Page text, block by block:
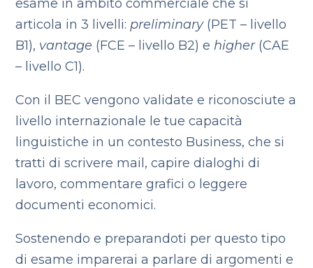
esame in ambito commerciale che si
articola in 3 livelli: preliminary(PET – livello
B1), vantage (FCE – livello B2) e higher(CAE
– livello C1).
Con il BEC vengono validate e riconosciute a
livello internazionale le tue capacità
linguistiche in un contesto Business, che si
tratti di scrivere mail, capire dialoghi di
lavoro, commentare grafici o leggere
documenti economici.
Sostenendo e preparandoti per questo tipo
di esame imparerai a parlare di argomenti e